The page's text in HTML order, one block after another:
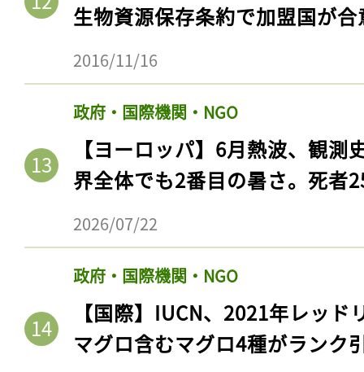
生物資源保存条約で加盟国が合
2016/11/16
政府・国際機関・NGO
【ヨーロッパ】6月熱波、観
界全体でも2番目の暑さ。死者
2026/07/22
政府・国際機関・NGO
【国際】IUCN、2021年レッ
マグロ含むマグロ4種がランク